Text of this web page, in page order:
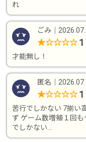
れ
ごみ
★☆☆☆☆ 1
才能無し！
匿名
★☆☆☆☆ 1
苦行でしかない 7揃い
ず ゲーム数増殖１回
でしかない…